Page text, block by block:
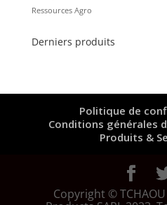
Ressources Agro
Derniers produits
Politique de
Conditions générales
Produits &
Copyright ©